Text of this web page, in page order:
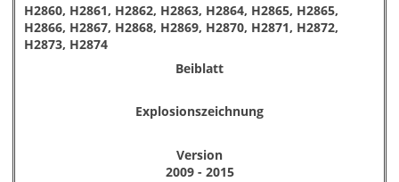
H2860, H2861, H2862, H2863, H2864, H2865, H2865,
H2866, H2867, H2868, H2869, H2870, H2871, H2872,
H2873, H2874
Beiblatt
Explosionszeichnung
Version
2009 - 2015